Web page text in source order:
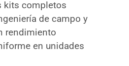
kits completos
de campo y
rendimiento
en unidades